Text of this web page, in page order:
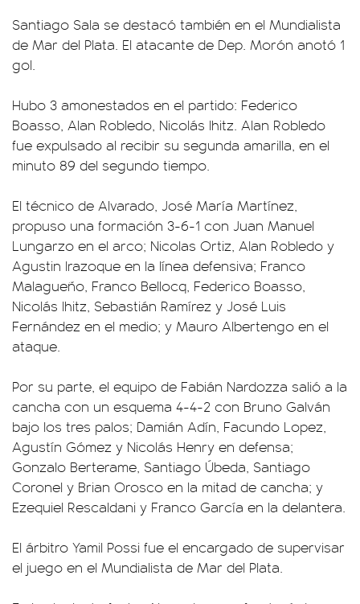
Santiago Sala se destacó también en el Mundialista
de Mar del Plata. El atacante de Dep. Morón anotó 1
gol.
Hubo 3 amonestados en el partido: Federico
Boasso, Alan Robledo, Nicolás Ihitz. Alan Robledo
fue expulsado al recibir su segunda amarilla, en el
minuto 89 del segundo tiempo.
El técnico de Alvarado, José María Martínez,
propuso una formación 3-6-1 con Juan Manuel
Lungarzo en el arco; Nicolas Ortiz, Alan Robledo y
Agustin Irazoque en la línea defensiva; Franco
Malagueño, Franco Bellocq, Federico Boasso,
Nicolás Ihitz, Sebastián Ramírez y José Luis
Fernández en el medio; y Mauro Albertengo en el
ataque.
Por su parte, el equipo de Fabián Nardozza salió a la
cancha con un esquema 4-4-2 con Bruno Galván
bajo los tres palos; Damián Adín, Facundo Lopez,
Agustín Gómez y Nicolás Henry en defensa;
Gonzalo Berterame, Santiago Úbeda, Santiago
Coronel y Brian Orosco en la mitad de cancha; y
Ezequiel Rescaldani y Franco García en la delantera.
El árbitro Yamil Possi fue el encargado de supervisar
el juego en el Mundialista de Mar del Plata.